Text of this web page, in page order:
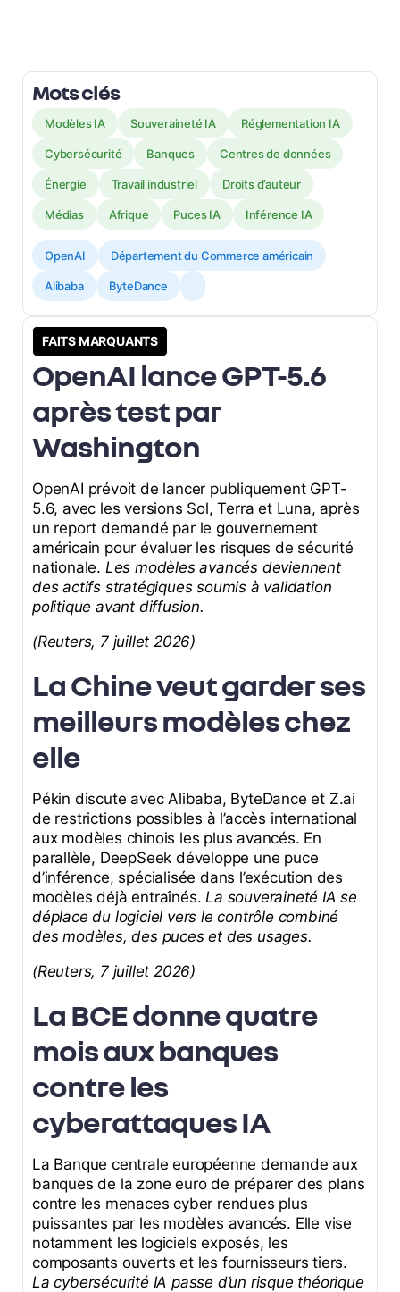
Mots clés
Modèles IA Souveraineté IA Réglementation IA
Cybersécurité Banques Centres de données
Énergie Travail industriel Droits d’auteur
Médias Afrique Puces IA Inférence IA
OpenAI Département du Commerce américain
Alibaba ByteDance
FAITS MARQUANTS
OpenAI lance GPT-5.6
après test par
Washington
OpenAI prévoit de lancer publiquement GPT-
5.6, avec les versions Sol, Terra et Luna, après
un report demandé par le gouvernement
américain pour évaluer les risques de sécurité
nationale. Les modèles avancés deviennent
des actifs stratégiques soumis à validation
politique avant diffusion.
(Reuters, 7 juillet 2026)
La Chine veut garder ses
meilleurs modèles chez
elle
Pékin discute avec Alibaba, ByteDance et Z.ai
de restrictions possibles à l’accès international
aux modèles chinois les plus avancés. En
parallèle, DeepSeek développe une puce
d’inférence, spécialisée dans l’exécution des
modèles déjà entraînés. La souveraineté IA se
déplace du logiciel vers le contrôle combiné
des modèles, des puces et des usages.
(Reuters, 7 juillet 2026)
La BCE donne quatre
mois aux banques
contre les
cyberattaques IA
La Banque centrale européenne demande aux
banques de la zone euro de préparer des plans
contre les menaces cyber rendues plus
puissantes par les modèles avancés. Elle vise
notamment les logiciels exposés, les
composants ouverts et les fournisseurs tiers.
La cybersécurité IA passe d’un risque théorique